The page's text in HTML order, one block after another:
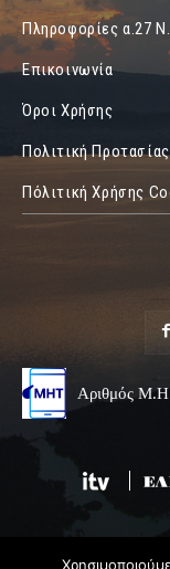
Πληροφορίες α.27
Επικοινωνία
Όροι Χρήσης
Πολιτική
Πόλιτική Χρήσης
Αριθμός